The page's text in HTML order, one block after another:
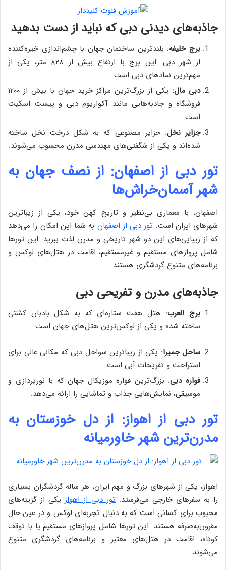
جاذبه‌های دیدنی دبی که نباید از دست بدهید
برج خلیفه: بلندترین ساختمان جهان با چشم‌اندازی خیره‌کننده
از شهر دبی. این برج با ارتفاع بیش از ۸۲۸ متر، یکی از
مهم‌ترین نمادهای دبی است.
دبی مال:
یکی از بزرگ‌ترین مراکز خرید جهان با بیش از ۱۲۰۰
فروشگاه و جاذبه‌هایی مانند آکواریوم دبی و پیست اسکیت
است.
جزایر نخل: جزایر مصنوعی که به شکل درخت نخل ساخته
شده‌اند و یکی از شگفتی‌های مهندسی مدرن محسوب می‌شوند.
تور دبی از اصفهان: از نصف جهان به
شهر آسمان‌خراش‌ها
اصفهان، با معماری بی‌نظیر و تاریخ کهن خود، یکی از زیباترین
شهرهای ایران است.تور دبی از اصفهان به شما این امکان را می‌دهد
که از زیبایی‌های این دو شهر تاریخی و مدرن لذت ببرید. این تورها
شامل پروازهای مستقیم و غیرمستقیم، اقامت در هتل‌های لوکس و
برنامه‌های متنوع گردشگری هستند.
جاذبه‌های مدرن و تفریحی دبی
برج العرب: هتل هفت ستاره‌ای که به شکل بادبان کشتی
ساخته شده و یکی از لوکس‌ترین هتل‌های جهان است.
ساحل جمیرا: یکی از زیباترین سواحل دبی که مکانی عالی برای
استراحت و تفریحات آبی است.
فواره دبی: بزرگ‌ترین فواره موزیکال جهان که با نورپردازی و
موسیقی، نمایش‌هایی جذاب و تماشایی را ارائه می‌دهد.
تور دبی از اهواز: از دل خوزستان به
مدرن‌ترین شهر خاورمیانه
اهواز، یکی از شهرهای بزرگ و مهم ایران، هر ساله گردشگران بسیاری
را به سفرهای خارجی می‌فرستد. تور دبی از اهواز یکی از گزینه‌های
محبوب برای کسانی است که به دنبال تجربه‌ای لوکس و در عین حال
مقرون‌به‌صرفه هستند. این تورها شامل پروازهای مستقیم یا با توقف
کوتاه، اقامت در هتل‌های معتبر و برنامه‌های گردشگری متنوع
می‌شوند.